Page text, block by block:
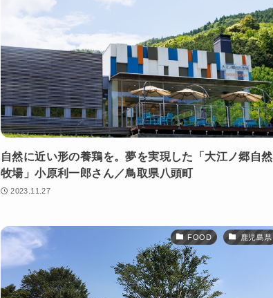
自然に近い形の養鶏を。夢を実現した「大江ノ郷自然
牧場」小原利一郎さん／鳥取県八頭町
2023.11.27
FOOD 鹿児島県